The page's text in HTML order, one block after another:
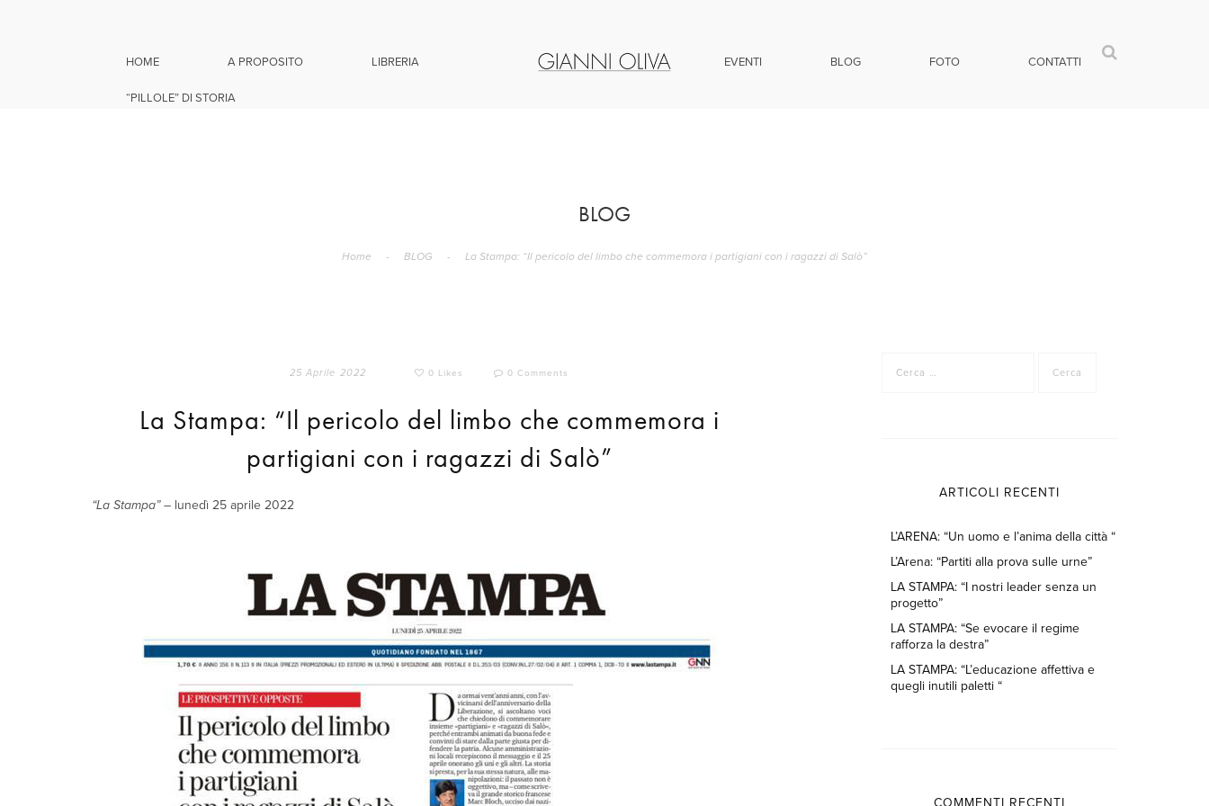
HOME A PROPOSITO LIBRERIA
“PILLOLE” DI STORIA
EVENTI BLOG FOTO CONTATTI
BLOG
Home - BLOG - La Stampa: “Il pericolo del limbo che commemora i partigiani con i ragazzi di Salò”
25 Aprile 2022 0 Likes 0 Comments
La Stampa: “Il pericolo del limbo che commemora i
partigiani con i ragazzi di Salò”
“La Stampa”– lunedì 25 aprile 2022
per:
ARTICOLI RECENTI
L’ARENA: “Un uomo e l’anima della città “
L’Arena: “Partiti alla prova sulle urne”
LA STAMPA: “I nostri leader senza un
progetto”
LA STAMPA: “Se evocare il regime
rafforza la destra”
LA STAMPA: “L’educazione affettiva e
quegli inutili paletti “
COMMENTI RECENTI